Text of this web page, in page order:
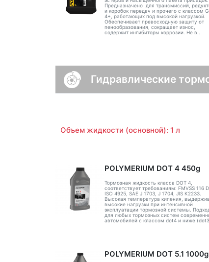
Предназначено для трансмиссий,
и коробок передач и прочего с классом GL
4+, работающих под высокой нагрузкой.
Обеспечивает превосходную защиту от
пенообразования, сокращает износ,
содержит ингибиторы коррозии. Не в..
Гидравлические
Объем жидкости (основной): 1 л
POLYMERIUM DOT 4 450g
Тормозная жидкость класса DOT 4,
соответствует требованиям: FMVSS 116
ISO 4925, SAE J 1703, J 1704, JIS K2233.
Высокая температура кипения,
высокие нагрузки при интенсивной
эксплуатации тормозной системы.
для любых тормозных систем
автомобилей с классом dot4 и ниже
POLYMERIUM DOT 5.1 1000g